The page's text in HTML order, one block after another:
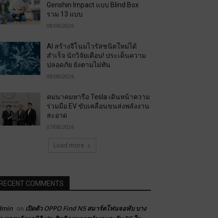
Genshin Impact แบบ Blind Box
รวม 13 แบบ
08/08/2026
AI สร้างจีโนมไวรัสชนิดใหม่ได้
สำเร็จ นักวิจัยเตือน! ประเด็นความ
ปลอดภัย ยังตามไม่ทัน
08/08/2026
คมนาคมหารือ Tesla เดินหน้าความ
ร่วมมือ EV ขับเคลื่อนขนส่งพลังงาน
สะอาด
07/08/2026
Load more
COMMENTS
on เปิดตัว OPPO Find N5 สมาร์ตโฟนจอพับ บาง